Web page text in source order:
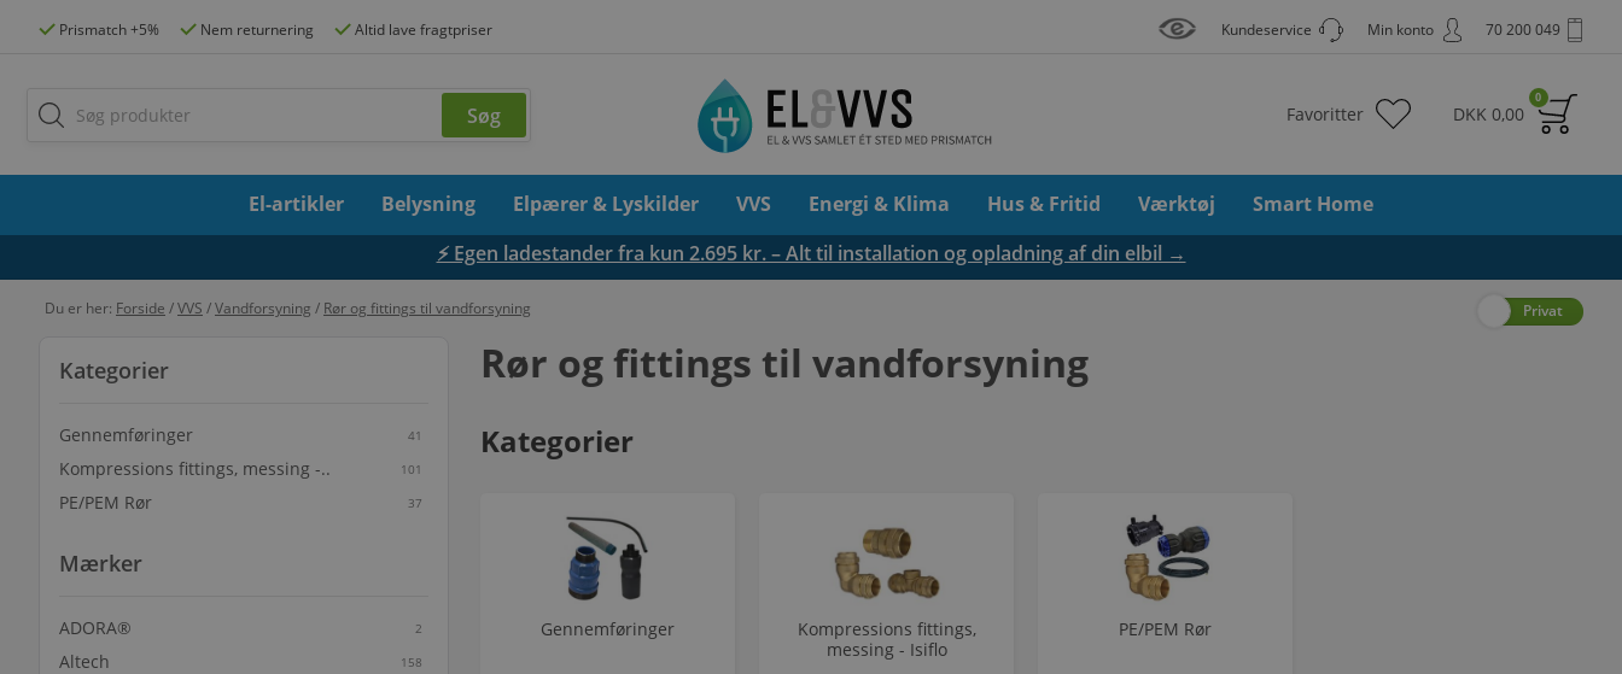
Prismatch +5% Nem returnering Altid lave fragtpriser 70 200 049
Min konto
Kundeservice
0
DKK 0,00
Favoritter
El-artikler Belysning Elpærer & Lyskilder VVS Energi & Klima Hus & Fritid Værktøj
Smart Home
⚡ Egen ladestander fra kun 2.695 kr. – Alt til installation og opladning af din elbil →
Du er her: Forside /VVS /Vandforsyning / Rør og fittings til vandforsyning Privat
Kategorier
Gennemføringer 41
Kompressions fittings, messing -.. 101
PE/PEM Rør 37
Mærker
ADORA® 2
Altech 158
Rør og fittings til vandforsyning
Kategorier
Gennemføringer
Kompressions fittings,
messing - Isiflo
PE/PEM Rør